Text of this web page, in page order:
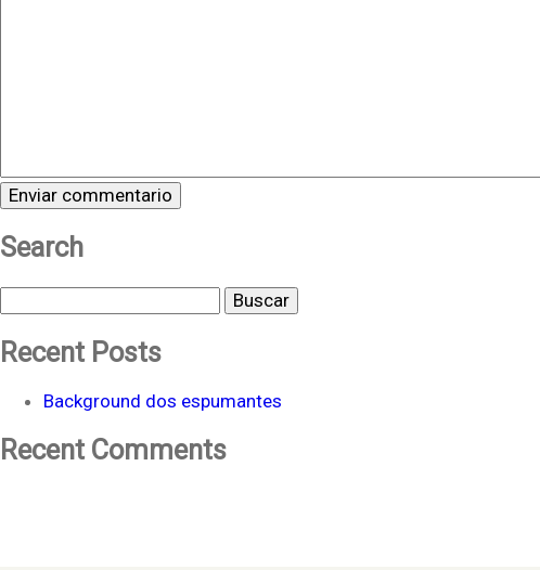
Search
Buscar
Recent Posts
Background dos espumantes
Recent Comments